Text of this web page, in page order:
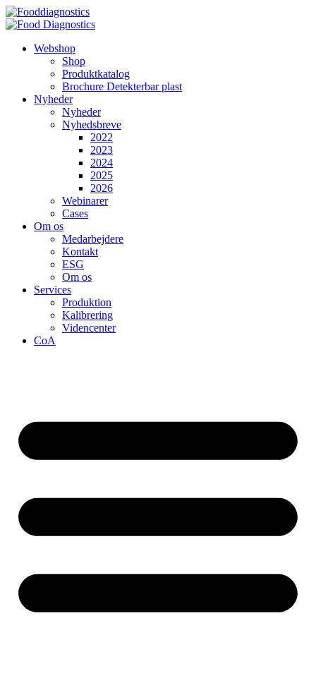
Videre
til
Webshop
Shop
Produktkatalog
Brochure Detekterbar plast
Nyheder
Nyheder
Nyhedsbreve
2022
2023
2024
2025
2026
Webinarer
Cases
Om os
Medarbejdere
Kontakt
ESG
Om os
Services
Produktion
Kalibrering
Videncenter
CoA